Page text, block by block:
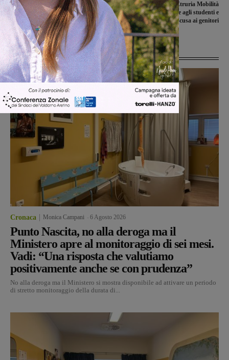
Inizia un nuovo Anno Accademico
alla Libera Università del Valdarno
Questione trasporti: Etruria Mobilità
Scarl annulla le multe agli studenti e
chiede scusa ai genitori
Ultime Notizie
Cronaca Monica Campani 6 Agosto 2026
Punto Nascita, no alla deroga ma il
Ministero apre al monitoraggio di sei mesi.
Vadi: “Una risposta che valutiamo
positivamente anche se con prudenza”
No alla deroga ma il Ministero si mostra disponibile ad attivare un periodo
di stretto monitoraggio della durata di...